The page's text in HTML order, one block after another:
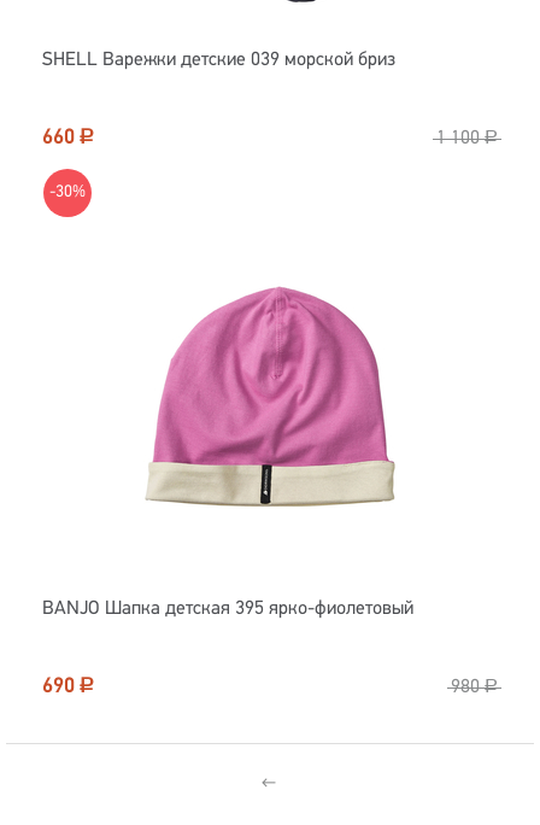
SHELL Варежки детские 039 морской бриз
660 Р 1 100 Р
-30%
BANJO Шапка детская 395 ярко-фиолетовый
690 Р 980 Р